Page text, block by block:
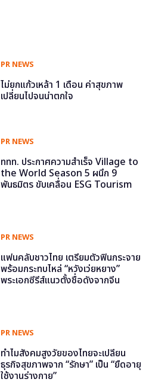
PR NEWS
ไม่ยกแก้วเหล้า 1 เดือน ค่าสุขภาพ
เปลี่ยนไปจนน่าตกใจ
PR NEWS
ททท. ประกาศความสำเร็จ Village to
the World Season 5 ผนึก 9
พันธมิตร ขับเคลื่อน ESG Tourism
PR NEWS
แฟนคลับชาวไทย เตรียมตัวฟินกระจาย
พร้อมกระทบไหล่ “หวังเว่ยหยาง”
พระเอกซีรีส์แนวตั้งชื่อดังจากจีน
PR NEWS
ทำไมสังคมสูงวัยของไทยจะเปลี่ยน
ธุรกิจสุขภาพจาก “รักษา” เป็น “ยืดอายุ
ใช้งานร่างกาย”